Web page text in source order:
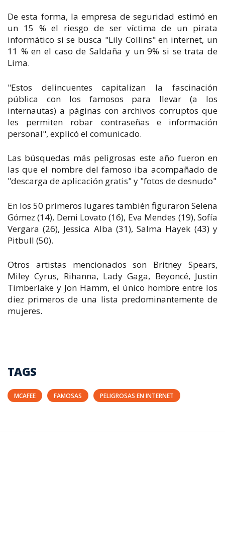
De esta forma, la empresa de seguridad estimó en
un 15 % el riesgo de ser víctima de un pirata
informático si se busca "Lily Collins" en internet, un
11 % en el caso de Saldaña y un 9% si se trata de
Lima.
"Estos delincuentes capitalizan la fascinación
pública con los famosos para llevar (a los
internautas) a páginas con archivos corruptos que
les permiten robar contraseñas e información
personal", explicó el comunicado.
Las búsquedas más peligrosas este año fueron en
las que el nombre del famoso iba acompañado de
"descarga de aplicación gratis" y "fotos de desnudo"
En los 50 primeros lugares también figuraron Selena
Gómez (14), Demi Lovato (16), Eva Mendes (19), Sofía
Vergara (26), Jessica Alba (31), Salma Hayek (43) y
Pitbull (50).
Otros artistas mencionados son Britney Spears,
Miley Cyrus, Rihanna, Lady Gaga, Beyoncé, Justin
Timberlake y Jon Hamm, el único hombre entre los
diez primeros de una lista predominantemente de
mujeres.
TAGS
MCAFEE FAMOSAS PELIGROSAS EN INTERNET